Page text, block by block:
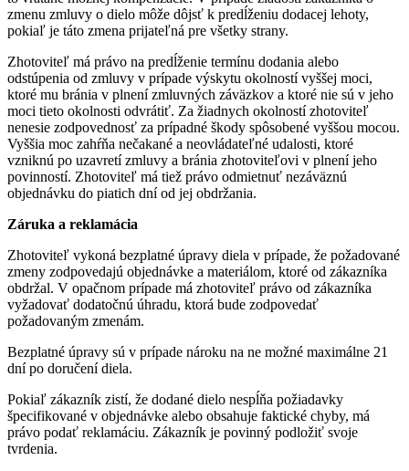
zmenu zmluvy o dielo môže dôjsť k predĺženiu dodacej lehoty,
pokiaľ je táto zmena prijateľná pre všetky strany.
Zhotoviteľ má právo na predĺženie termínu dodania alebo
odstúpenia od zmluvy v prípade výskytu okolností vyššej moci,
ktoré mu bránia v plnení zmluvných záväzkov a ktoré nie sú v jeho
moci tieto okolnosti odvrátiť. Za žiadnych okolností zhotoviteľ
nenesie zodpovednosť za prípadné škody spôsobené vyššou mocou.
Vyššia moc zahŕňa nečakané a neovládateľné udalosti, ktoré
vzniknú po uzavretí zmluvy a bránia zhotoviteľovi v plnení jeho
povinností. Zhotoviteľ má tiež právo odmietnuť nezáväznú
objednávku do piatich dní od jej obdržania.
Záruka a reklamácia
Zhotoviteľ vykoná bezplatné úpravy diela v prípade, že požadované
zmeny zodpovedajú objednávke a materiálom, ktoré od zákazníka
obdržal. V opačnom prípade má zhotoviteľ právo od zákazníka
vyžadovať dodatočnú úhradu, ktorá bude zodpovedať
požadovaným zmenám.
Bezplatné úpravy sú v prípade nároku na ne možné maximálne 21
dní po doručení diela.
Pokiaľ zákazník zistí, že dodané dielo nespĺňa požiadavky
špecifikované v objednávke alebo obsahuje faktické chyby, má
právo podať reklamáciu. Zákazník je povinný podložiť svoje
tvrdenia.